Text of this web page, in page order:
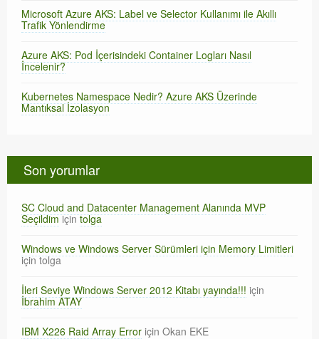
Microsoft Azure AKS: Label ve Selector Kullanımı ile Akıllı
Trafik Yönlendirme
Azure AKS: Pod İçerisindeki Container Logları Nasıl
İncelenir?
Kubernetes Namespace Nedir? Azure AKS Üzerinde
Mantıksal İzolasyon
Son yorumlar
SC Cloud and Datacenter Management Alanında MVP
Seçildimiçintolga
Windows ve Windows Server Sürümleri için Memory Limitleri
içintolga
İleri Seviye Windows Server 2012 Kitabı yayında!!! için
İbrahim ATAY
IBM X226 Raid Array Error için Okan EKE